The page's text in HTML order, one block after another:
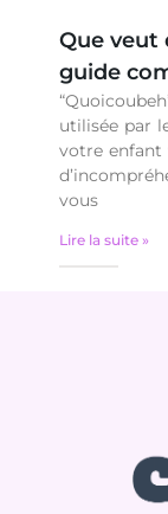
Que veut
guide
utilisée par
votre enfant
vous
Lire la suite »